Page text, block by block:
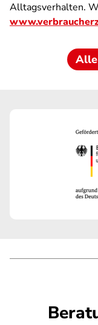
Alltagsverhalten.